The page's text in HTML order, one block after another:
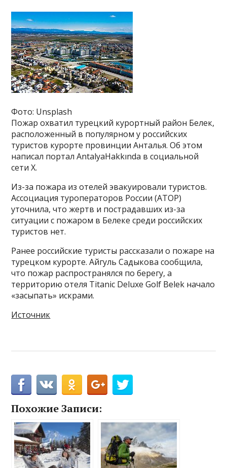
Фото: Unsplash
Пожар охватил турецкий курортный район Белек,
расположенный в популярном у российских
туристов курорте провинции Анталья. Об этом
написал портал AntalyaHakkında в социальной
сети Х.
Из-за пожара из отелей эвакуировали туристов.
Ассоциация туроператоров России (АТОР)
уточнила, что жертв и пострадавших из-за
ситуации с пожаром в Белеке среди российских
туристов нет.
Ранее российские туристы рассказали о пожаре на
турецком курорте. Айгуль Садыкова сообщила,
что пожар распространялся по берегу, а
территорию отеля Titanic Deluxe Golf Belek начало
«засыпать» искрами.
Источник
Похожие Записи: